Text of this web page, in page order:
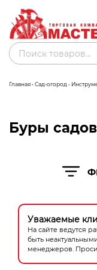
content
Акции
Измерительное
Клининговое
Компрессорное
Поиск
товаров
Главная• Сад-огород •
Буры
Уважаемые
На сайте ведутся
быть
менеджеров.